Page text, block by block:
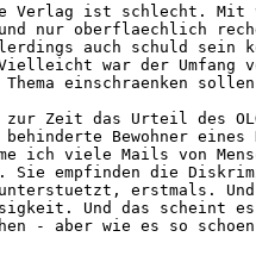
Verlag ist schlecht. Mit
nur oberflaechlich
auch schuld sein
war der Umfang
einschraenken
Zeit das Urteil des
behinderte Bewohner
ich viele Mails von
empfinden die
unterstuetzt, erstmals.
Und das scheint
- aber wie es so